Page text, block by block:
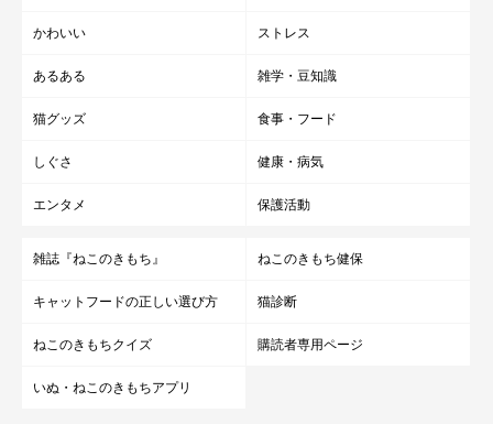
かわいい ストレス
あるある 雑学・豆知識
猫グッズ 食事・フード
しぐさ 健康・病気
エンタメ 保護活動
雑誌『ねこのきもち』 ねこのきもち健保
キャットフードの正しい選び方 猫診断
ねこのきもちクイズ 購読者専用ページ
いぬ・ねこのきもちアプリ